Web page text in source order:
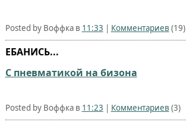
Posted by Воффка в 11:33 | Комментариев (19)
ЕБАНИСЬ...
С пневматикой на бизона
Posted by Воффка в 11:23 | Комментариев (3)